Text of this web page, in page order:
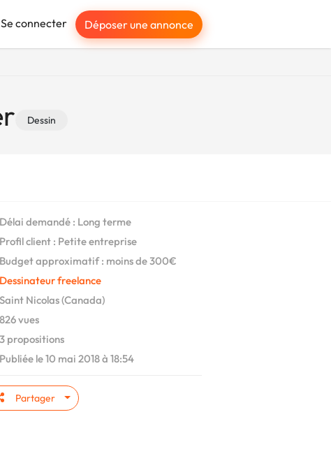
Se connecter Déposer une annonce
Dessin
demandé : Long terme
Profil client : Petite entreprise
approximatif : moins de 300€
Dessinateur freelance
Saint Nicolas (Canada)
vues
propositions
Publiée le 10 mai 2018 à 18:54
Partager